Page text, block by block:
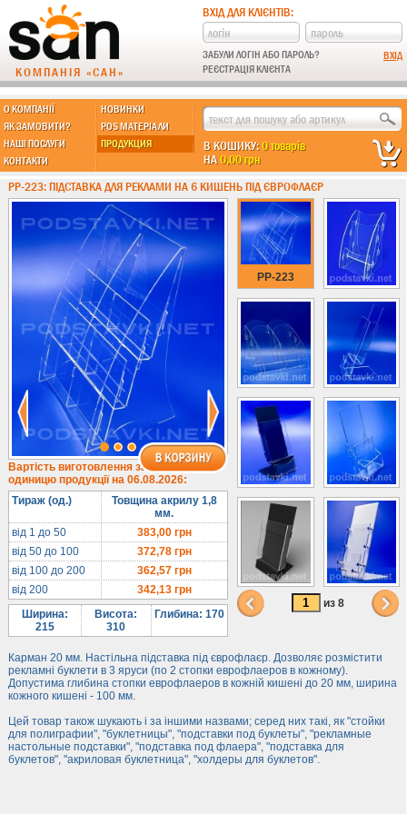
КОМПАНІЯ «САН»
ВХІД ДЛЯ КЛІЄНТІВ:
ЗАБУЛИ ЛОГІН АБО ПАРОЛЬ?
РЕЄСТРАЦІЯ КЛІЄНТА
О КОМПАНІЇ
НОВИНКИ
ЯК ЗАМОВИТИ?
POS МАТЕРІАЛИ
НАШІ ПОСЛУГИ
ПРОДУКЦИЯ
КОНТАКТИ
В КОШИКУ:0 товарів
НА0,00 грн
МЫ ДЕЛАЕМ:
Підставки із пластику
Новинки !!!
Різні підставки
Під поліграфію
Кишені
А4 формат
А5 формат
А6 формат
А3 формат
1/3 формату А4
Комбіновані
Навісні кишені
Менюхолдери
Під мобільні
Під біжутерію
Гірки та подіуми
Під косметику
Під солодке
Для хот-догів
Лототрони
Ящики з акрилу
Цінники
Засоби захисту
Інформ. стенди
PP-223: ПІДСТАВКА ДЛЯ РЕКЛАМИ НА 6 КИШЕНЬ ПІД ЄВРОФЛАЄР
Вартість виготовлення за
одиницю продукції на 06.08.2026:
Тираж (од.)
Товщина акрилу 1,8
мм.
від 1 до 50
383,00грн
від 50 до 100
372,78грн
від 100 до 200
362,57грн
від 200
342,13грн
Ширина:
215
Висота:
310
Глибина: 170
Карман 20 мм. Настільна підставка під єврофлаєр. Дозволяє розмістити
рекламні буклети в 3 яруси (по 2 стопки еврофлаеров в кожному).
Допустима глибина стопки еврофлаеров в кожній кишені до 20 мм, ширина
кожного кишені - 100 мм.
Цей товар також шукають і за іншими назвами; серед них такі, як "стойки
для полиграфии", "буклетницы", "подставки под буклеты", "рекламные
настольные подставки", "подставка под флаера", "подставка для
буклетов", "акриловая буклетница", "холдеры для буклетов".
PP-223
из 8